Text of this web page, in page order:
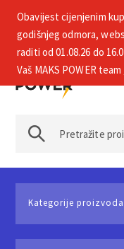
+385 1 2002 575
Kategorije proizvoda
Obavijest cijenjenim
godišnjeg odmora,
raditi od 01.08.26 do
Vaš MAKS POWER team